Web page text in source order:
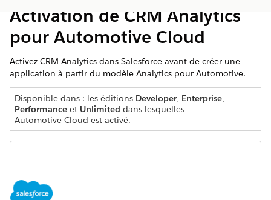
Activation de CRM Analytics
pour Automotive Cloud
Activez CRM Analytics dans Salesforce avant de créer une
application à partir du modèle Analytics pour Automotive.
Disponible dans : les éditions Developer, Enterprise,
Performance et Unlimited dans lesquelles
Automotive Cloud est activé.
REMARQUE